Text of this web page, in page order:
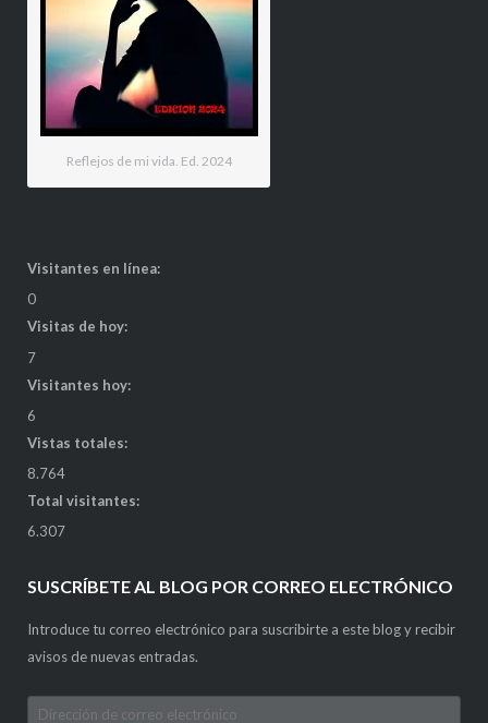
Reflejos de mi vida. Ed. 2024
Visitantes en línea:
0
Visitas de hoy:
7
Visitantes hoy:
6
Vistas totales:
8.764
Total visitantes:
6.307
SUSCRÍBETE AL BLOG POR CORREO ELECTRÓNICO
Introduce tu correo electrónico para suscribirte a este blog y recibir
avisos de nuevas entradas.
Dirección